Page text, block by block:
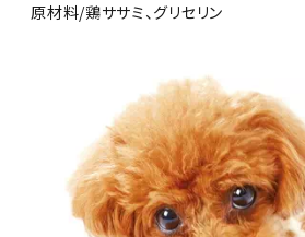
原材料/鶏ササミ、グリセリン